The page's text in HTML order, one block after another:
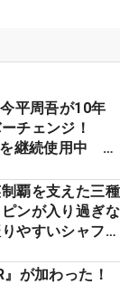
平周吾が10年
チェンジ！
を継続使用中 #
覇を支えた三種
ンが入り過ぎな
やすいシャフ
セッティング
』が加わった！